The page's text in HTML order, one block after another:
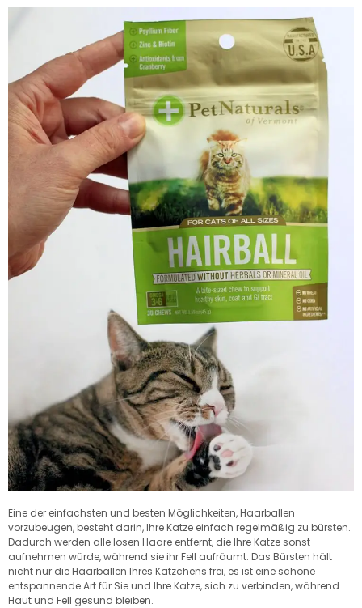
Eine der einfachsten und besten Möglichkeiten, Haarballen
vorzubeugen, besteht darin, Ihre Katze einfach regelmäßig zu bürsten.
Dadurch werden alle losen Haare entfernt, die Ihre Katze sonst
aufnehmen würde, während sie ihr Fell aufräumt. Das Bürsten hält
nicht nur die Haarballen Ihres Kätzchens frei, es ist eine schöne
entspannende Art für Sie und Ihre Katze, sich zu verbinden, während
Haut und Fell gesund bleiben.